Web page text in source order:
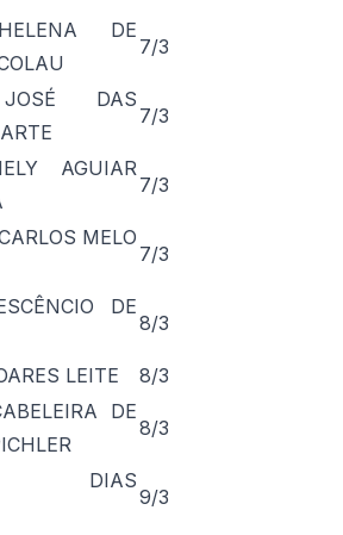
DE
7/3
DAS
7/3
AGUIAR
7/3
MELO
7/3
DE
8/3
LEITE
8/3
DE
8/3
DIAS
9/3